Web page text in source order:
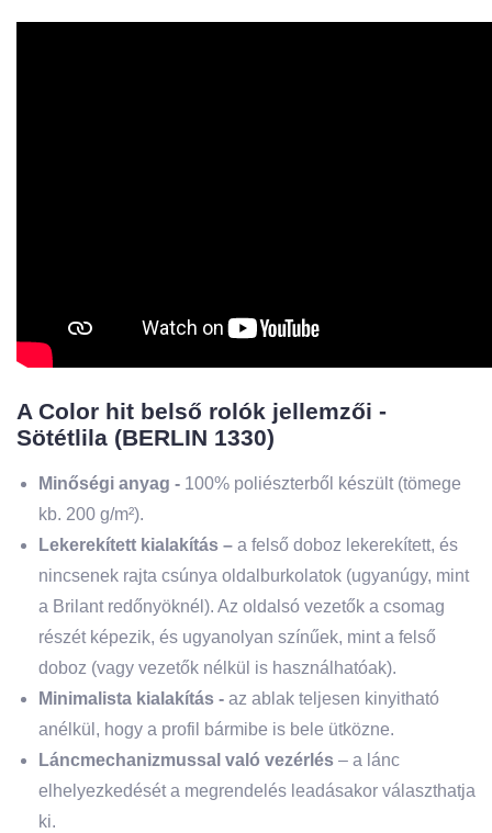
A Color hit belső rolók jellemzői -
Sötétlila (BERLIN 1330)
Minőségi anyag - 100% poliészterből készült (tömege
kb. 200 g/m²).
Lekerekített kialakítás – a felső doboz lekerekített, és
nincsenek rajta csúnya oldalburkolatok (ugyanúgy, mint
a Brilant redőnyöknél). Az oldalsó vezetők a csomag
részét képezik, és ugyanolyan színűek, mint a felső
doboz (vagy vezetők nélkül is használhatóak).
Minimalista kialakítás - az ablak teljesen kinyitható
anélkül, hogy a profil bármibe is bele ütközne.
Láncmechanizmussal való vezérlés – a lánc
elhelyezkedését a megrendelés leadásakor választhatja
ki.